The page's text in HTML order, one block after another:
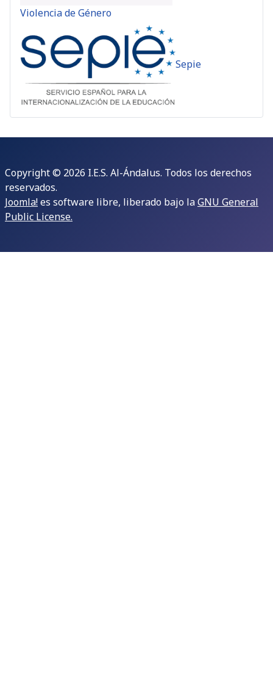
Violencia de Género
Sepie
Copyright © 2026 I.E.S. Al-Ándalus. Todos los derechos
reservados.
Joomla!es software libre, liberado bajo laGNU General
Public License.